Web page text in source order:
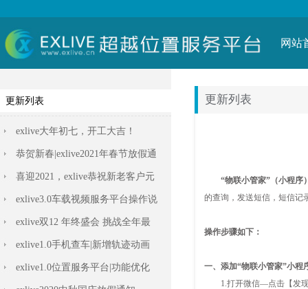
网站
更新列表
exlive大年初七，开工大吉！
恭贺新春|exlive2021年春节放假通
知
喜迎2021，exlive恭祝新老客户元
旦快乐！
exlive3.0车载视频服务平台操作说
明
exlive双12 年终盛会 挑战全年最
低价
exlive1.0手机查车|新增轨迹动画
播放功能
exlive1.0位置服务平台|功能优化
更新列表